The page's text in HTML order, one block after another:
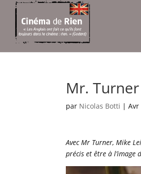
Mr.
par Nicolas Botti |Avr
Avec Mr Turner, Mike
précis et être à l’image